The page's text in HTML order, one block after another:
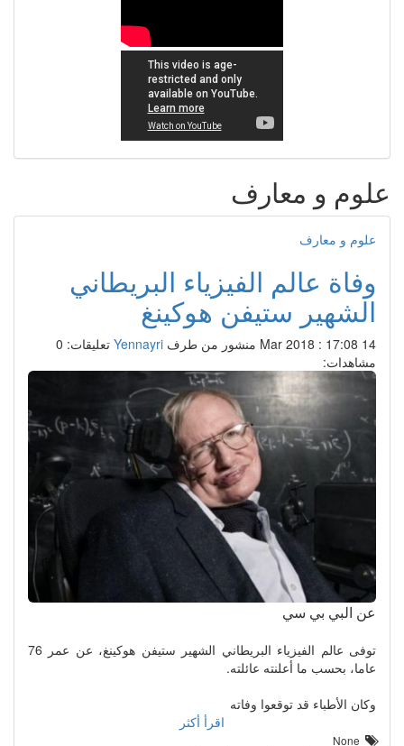
علوم و معارف
علوم و معارف
وفاة عالم الفيزياء البريطاني
الشهير ستيفن هوكينغ
14 Mar 2018 : 17:08 منشور من طرف Yennayri تعليقات: 0
مشاهدات:
عن البي بي سي
توفى عالم الفيزياء البريطاني الشهير ستيفن هوكينغ، عن عمر 76
عاما، بحسب ما أعلنته عائلته.
وكان الأطباء قد توقعوا وفاته
اقرأ أكثر